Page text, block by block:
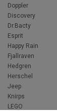
Doppler
Discovery
Dr.Bacty
Esprit
Happy Rain
Fjallraven
Hedgren
Herschel
Jeep
Knirps
LEGO